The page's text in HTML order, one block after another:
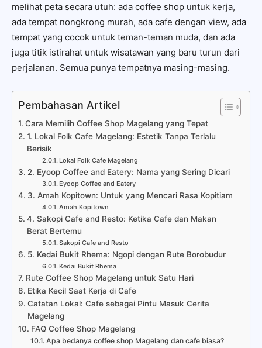
melihat peta secara utuh: ada coffee shop untuk kerja,
ada tempat nongkrong murah, ada cafe dengan view, ada
tempat yang cocok untuk teman-teman muda, dan ada
juga titik istirahat untuk wisatawan yang baru turun dari
perjalanan. Semua punya tempatnya masing-masing.
Pembahasan Artikel
Cara Memilih Coffee Shop Magelang yang Tepat
1. Lokal Folk Cafe Magelang: Estetik Tanpa Terlalu
Berisik
Lokal Folk Cafe Magelang
2. Eyoop Coffee and Eatery: Nama yang Sering Dicari
Eyoop Coffee and Eatery
3. Amah Kopitown: Untuk yang Mencari Rasa Kopitiam
Amah Kopitown
4. Sakopi Cafe and Resto: Ketika Cafe dan Makan
Berat Bertemu
Sakopi Cafe and Resto
5. Kedai Bukit Rhema: Ngopi dengan Rute Borobudur
Kedai Bukit Rhema
Rute Coffee Shop Magelang untuk Satu Hari
Etika Kecil Saat Kerja di Cafe
Catatan Lokal: Cafe sebagai Pintu Masuk Cerita
Magelang
FAQ Coffee Shop Magelang
Apa bedanya coffee shop Magelang dan cafe biasa?